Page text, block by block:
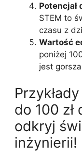
Potencjał
STEM to
czasu z
Wartość
poniżej
jest
do 100
odkryj
inżynierii!